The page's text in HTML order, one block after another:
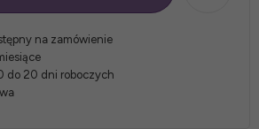
na zamówienie
do 20 dni roboczych